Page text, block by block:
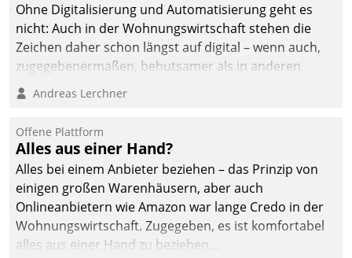
Ohne Digitalisierung und Automatisierung geht es
nicht: Auch in der Wohnungswirtschaft stehen die
Zeichen daher schon längst auf digital – wenn auch,
zugegebenermaßen, behutsamer als in anderen
Branchen.
Andreas Lerchner
Offene Plattform
Alles aus einer Hand?
Alles bei einem Anbieter beziehen – das Prinzip von
einigen großen Warenhäusern, aber auch
Onlineanbietern wie Amazon war lange Credo in der
Wohnungswirtschaft. Zugegeben, es ist komfortabel
alles aus einer Hand zu beziehen...